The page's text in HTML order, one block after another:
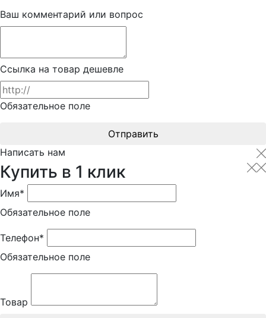
Ваш комментарий или вопрос
Ссылка на товар дешевле
Обязательное поле
Отправить
Написать нам
Купить в 1 клик
Имя*
Обязательное поле
Телефон*
Обязательное поле
Товар